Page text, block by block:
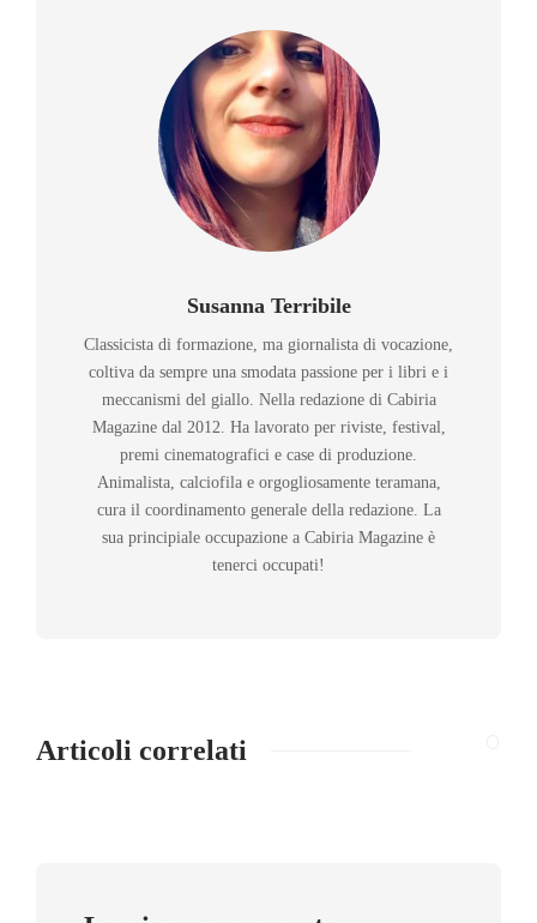
Susanna Terribile
Classicista di formazione, ma giornalista di vocazione,
coltiva da sempre una smodata passione per i libri e i
meccanismi del giallo. Nella redazione di Cabiria
Magazine dal 2012. Ha lavorato per riviste, festival,
premi cinematografici e case di produzione.
Animalista, calciofila e orgogliosamente teramana,
cura il coordinamento generale della redazione. La
sua principiale occupazione a Cabiria Magazine è
tenerci occupati!
Articoli correlati